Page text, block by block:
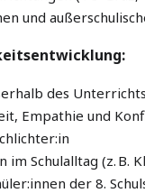
und
des Unterrichts
Empathie und
Schulalltag (z. B.
der 8.